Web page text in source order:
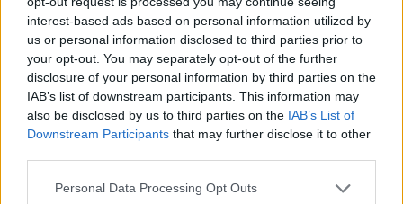
interest-based ads based on personal information utilized by
us or personal information disclosed to third parties prior to
your opt-out. You may separately opt-out of the further
disclosure of your personal information by third parties on the
IAB’s list of downstream participants. This information may
also be disclosed by us to third parties on the IAB’s List of
Downstream Participants that may further disclose it to other
Please note that this website/app uses one or more Google
Personal Data Processing Opt Outs
κάμερες ασφαλείας κατέγραψαν έναν άνδρα
και μια γυναίκα πάνω σε ένα σκούτερ, να
σταματούν μπροστά από το οικογενειακό
αγρόκτημα και να αρπάζουν τον Chutou. Όταν
έγινε αντιληπτή η απουσία του, η οικογένεια
ενημέρωσε τις Αρχές για την κλοπή ωστόσο